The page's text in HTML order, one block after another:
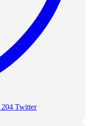
204 Twitter